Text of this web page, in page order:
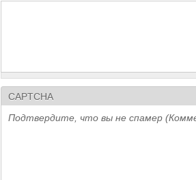
CAPTCHA
Подтвердите, что вы не спамер